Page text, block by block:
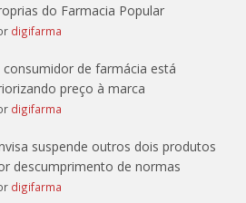
do Farmacia Popular
digifarma
consumidor de farmácia está
preço à marca
digifarma
suspende outros dois produtos
descumprimento de normas
digifarma